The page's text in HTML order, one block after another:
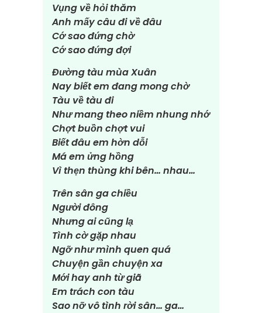
Vụng về hỏi thăm
Anh mấy câu đi về đâu
Cớ sao đứng chờ
Cớ sao đứng đợi
Đường tàu mùa Xuân
Nay biết em đang mong chờ
Tàu về tàu đi
Như mang theo niềm nhung nhớ
Chợt buồn chợt vui
Biết đâu em hờn dỗi
Má em ửng hồng
Vì thẹn thùng khi bên… nhau…
Trên sân ga chiều
Người đông
Nhưng ai cũng lạ
Tình cờ gặp nhau
Ngỡ như mình quen quá
Chuyện gần chuyện xa
Mới hay anh từ giã
Em trách con tàu
Sao nỡ vô tình rời sân… ga…